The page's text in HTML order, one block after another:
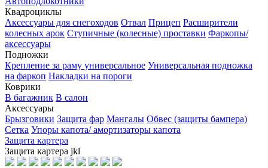
Квадроциклы
Аксессуары для снегоходов Отвал Прицеп Расширители
колесных арок Ступичные (колесные) проставки Фаркопы/
аксессуары
Подножки
Крепление за раму универсальное Универсальная подножка
на фаркоп Накладки на пороги
Коврики
В багажник В салон
Аксессуары
Брызговики Защита фар Мангалы Обвес (защиты бампера)
Сетка Упоры капота/ амортизаторы капота
Защита картера
Защита картера jkl